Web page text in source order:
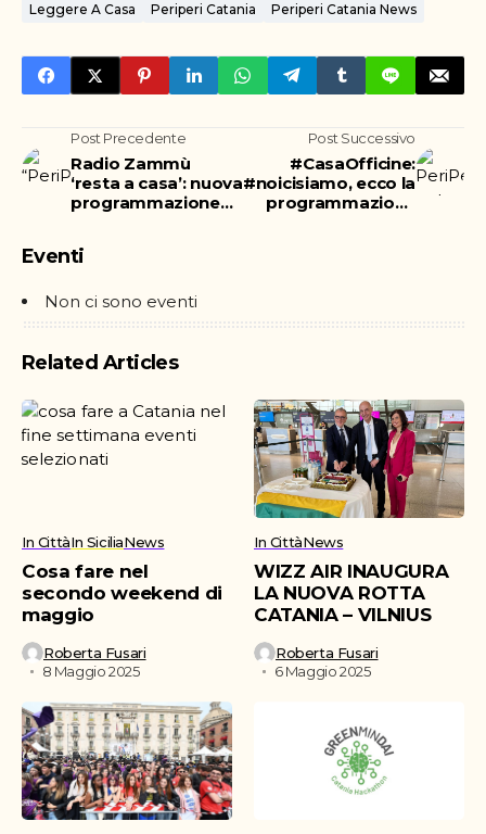
Leggere A Casa
Periperi Catania Periperi Catania News
Post Precedente
Radio Zammù
‘resta a casa’: nuova
programmazione
Post Successivo
#CasaOfficine:
#noicisiamo, ecco la
programmazione
Eventi
Non ci sono eventi
Related Articles
In CittàIn SiciliaNews
Cosa fare nel
secondo weekend di
maggio
Roberta Fusari
8 Maggio 2025
In CittàNews
WIZZ AIR INAUGURA
LA NUOVA ROTTA
CATANIA – VILNIUS
Roberta Fusari
6 Maggio 2025